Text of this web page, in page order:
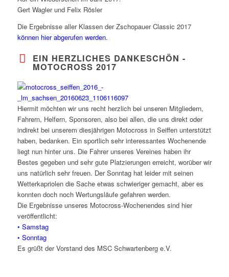
Gert Wagler und Felix Rösler
Die Ergebnisse aller Klassen der Zschopauer Classic 2017
können hier abgerufen werden.
EIN HERZLICHES DANKESCHÖN -
MOTOCROSS 2017
Hiermit möchten wir uns recht herzlich bei unseren Mitgliedern,
Fahrern, Helfern, Sponsoren, also bei allen, die uns direkt oder
indirekt bei unserem diesjährigen Motocross in Seiffen unterstützt
haben, bedanken. Ein sportlich sehr interessantes Wochenende
liegt nun hinter uns. Die Fahrer unseres Vereines haben ihr
Bestes gegeben und sehr gute Platzierungen erreicht, worüber wir
uns natürlich sehr freuen. Der Sonntag hat leider mit seinen
Wetterkapriolen die Sache etwas schwieriger gemacht, aber es
konnten doch noch Wertungsläufe gefahren werden.
Die Ergebnisse unseres Motocross-Wochenendes sind hier
veröffentlicht:
• Samstag
• Sonntag
Es grüßt der Vorstand des MSC Schwartenberg e.V.